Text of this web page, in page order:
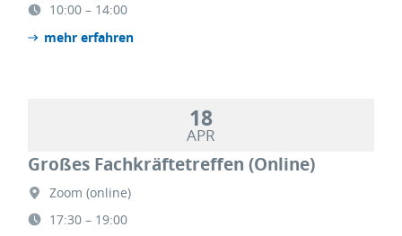
10:00 – 14:00
mehr erfahren
18
APR
Großes Fachkräftetreffen (Online)
Zoom (online)
17:30 – 19:00